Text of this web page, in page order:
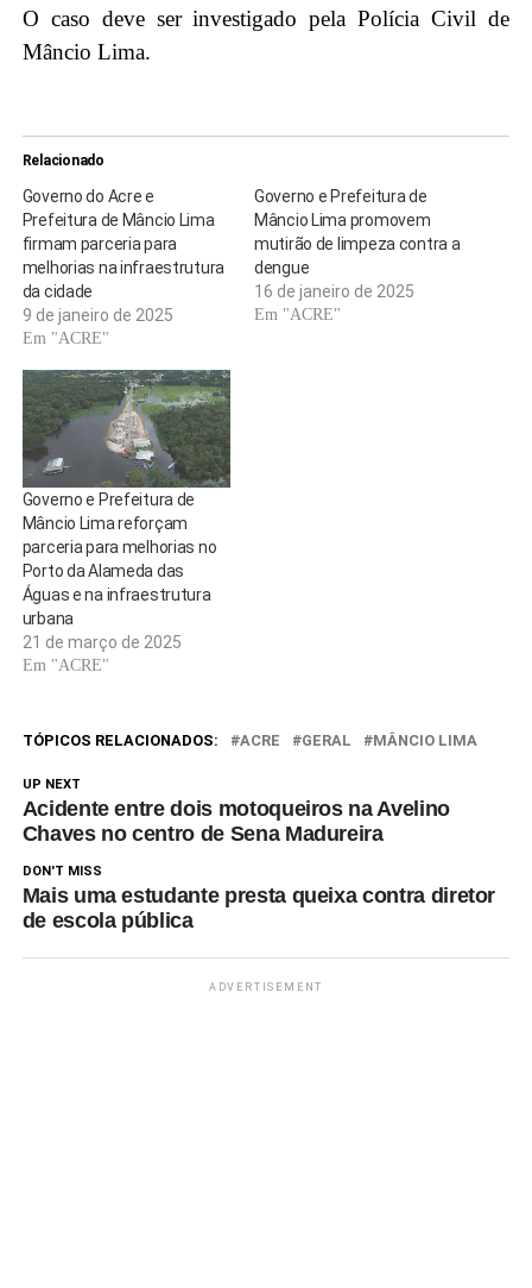
O caso deve ser investigado pela Polícia Civil de
Mâncio Lima.
Relacionado
Governo do Acre e
Prefeitura de Mâncio Lima
firmam parceria para
melhorias na infraestrutura
da cidade
9 de janeiro de 2025
Em "ACRE"
Governo e Prefeitura de
Mâncio Lima promovem
mutirão de limpeza contra a
dengue
16 de janeiro de 2025
Em "ACRE"
Governo e Prefeitura de
Mâncio Lima reforçam
parceria para melhorias no
Porto da Alameda das
Águas e na infraestrutura
urbana
21 de março de 2025
Em "ACRE"
TÓPICOS RELACIONADOS: ACRE GERAL MÂNCIO LIMA
UP NEXT
Acidente entre dois motoqueiros na Avelino
Chaves no centro de Sena Madureira
DON'T MISS
Mais uma estudante presta queixa contra diretor
de escola pública
ADVERTISEMENT